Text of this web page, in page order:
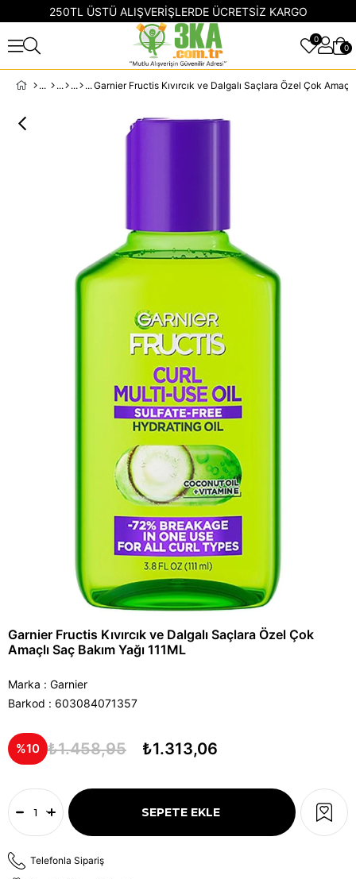
250TL ÜSTÜ ALIŞVERİŞLERDE ÜCRETSİZ KARGO
0
0
Garnier Fructis Kıvırcık ve Dalgalı Saçlara Özel Çok
Amaçlı Saç Bakım Yağı 111ML
Marka : Garnier
Barkod : 603084071357
10 ₺1.458,95 ₺1.313,06
Telefonla Sipariş